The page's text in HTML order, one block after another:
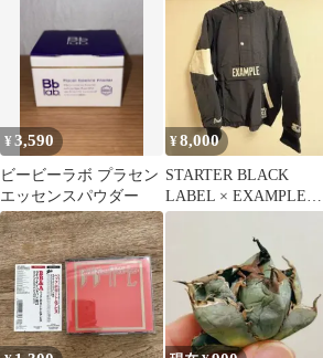
¥3,590
ビービーラボ プラセン
エッセンスパウダー
¥8,000
STARTER BLACK
LABEL × EXAMPLE
ANORAK